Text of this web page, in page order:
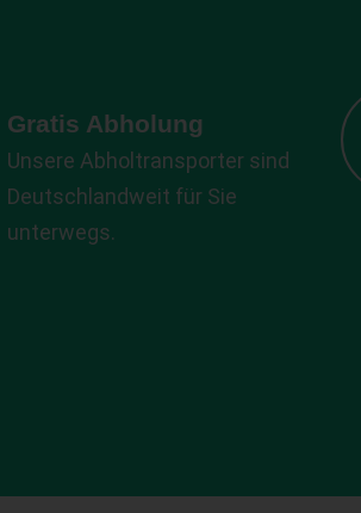
Gratis Abholung
Unsere Abholtransporter sind
Deutschlandweit für Sie
unterwegs.